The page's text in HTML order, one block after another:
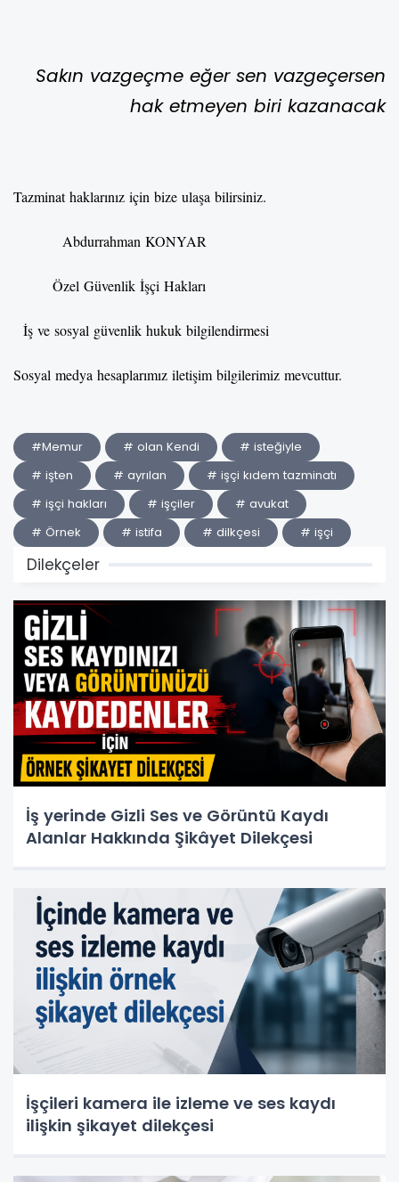
Sakın vazgeçme eğer sen vazgeçersen
hak etmeyen biri kazanacak
Tazminat haklarınız için bize ulaşa bilirsiniz.
Abdurrahman KONYAR
Özel Güvenlik İşçi Hakları
İş ve sosyal güvenlik hukuk bilgilendirmesi
Sosyal medya hesaplarımız iletişim bilgilerimiz mevcuttur.
#Memur # olan Kendi
# isteğiyle
# işten
# ayrılan
# işçi kıdem tazminatı
# işçi hakları
# işçiler
# avukat
# Örnek
# istifa # dilkçesi # işçi
Dilekçeler
İş yerinde Gizli Ses ve Görüntü Kaydı
Alanlar Hakkında Şikâyet Dilekçesi
İşçileri kamera ile izleme ve ses kaydı
ilişkin şikayet dilekçesi